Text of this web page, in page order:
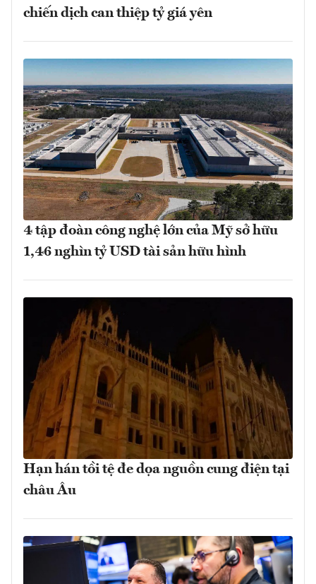
chiến dịch can thiệp tỷ giá yên
4 tập đoàn công nghệ lớn của Mỹ sở hữu
1,46 nghìn tỷ USD tài sản hữu hình
Hạn hán tồi tệ đe dọa nguồn cung điện tại
châu Âu